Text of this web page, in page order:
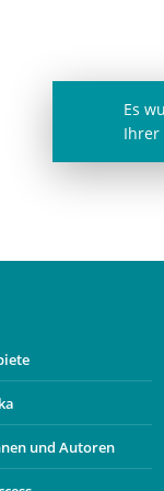
und Autoren